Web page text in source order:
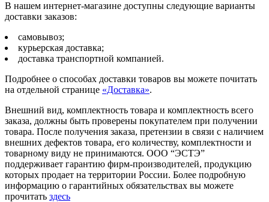
В нашем интернет-магазине доступны следующие варианты
доставки заказов:
самовывоз;
курьерская доставка;
доставка транспортной компанией.
Подробнее о способах доставки товаров вы можете почитать
на отдельной странице «Доставка».
Внешний вид, комплектность товара и комплектность всего
заказа, должны быть проверены покупателем при получении
товара. После получения заказа, претензии в связи с наличием
внешних дефектов товара, его количеству, комплектности и
товарному виду не принимаются. ООО “ЭСТЭ”
поддерживает гарантию фирм-производителей, продукцию
которых продает на территории России. Более подробную
информацию о гарантийных обязательствах вы можете
прочитать здесь